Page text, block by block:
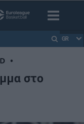
GR
•
στο